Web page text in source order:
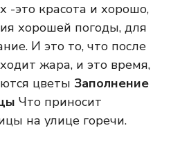
-это красота и хорошо,
хорошей погоды, для
И это то, что после
жара, и это время,
цветы Заполнение
Что приносит
на улице горечи.